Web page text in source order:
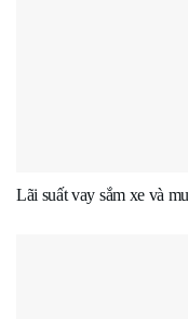
Lãi suất vay sắm xe và